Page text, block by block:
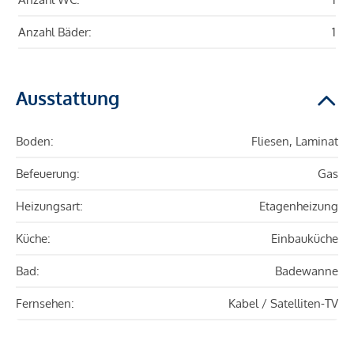
Anzahl Bäder: 1
Ausstattung
Boden: Fliesen, Laminat
Befeuerung: Gas
Heizungsart: Etagenheizung
Küche: Einbauküche
Bad: Badewanne
Fernsehen: Kabel / Satelliten-TV